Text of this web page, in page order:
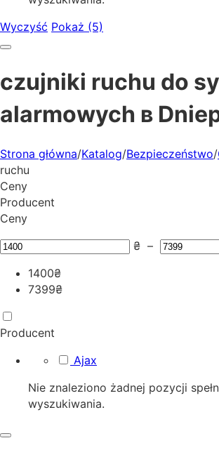
Wyczyść Pokaż (5)
czujniki ruchu do
alarmowych в
Strona główna/Katalog/Bezpieczeństwo/
ruchu
Ceny
Producent
Ceny
₴ –
1400₴
7399₴
Producent
Ajax
Nie znaleziono żadnej pozycji
wyszukiwania.